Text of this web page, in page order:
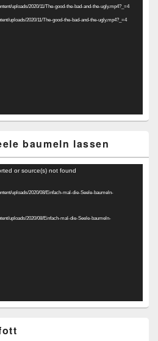
uploads/2020/11/The-good-the-bad-and-the-ugly.mp4?_=4
uploads/2020/11/The-good-the-bad-and-the-ugly.mp4?_=4
baumeln lassen
or source(s) not found
uploads/2020/08/Einfach-mal-die-Seele-baumeln-
uploads/2020/08/Einfach-mal-die-Seele-baumeln-